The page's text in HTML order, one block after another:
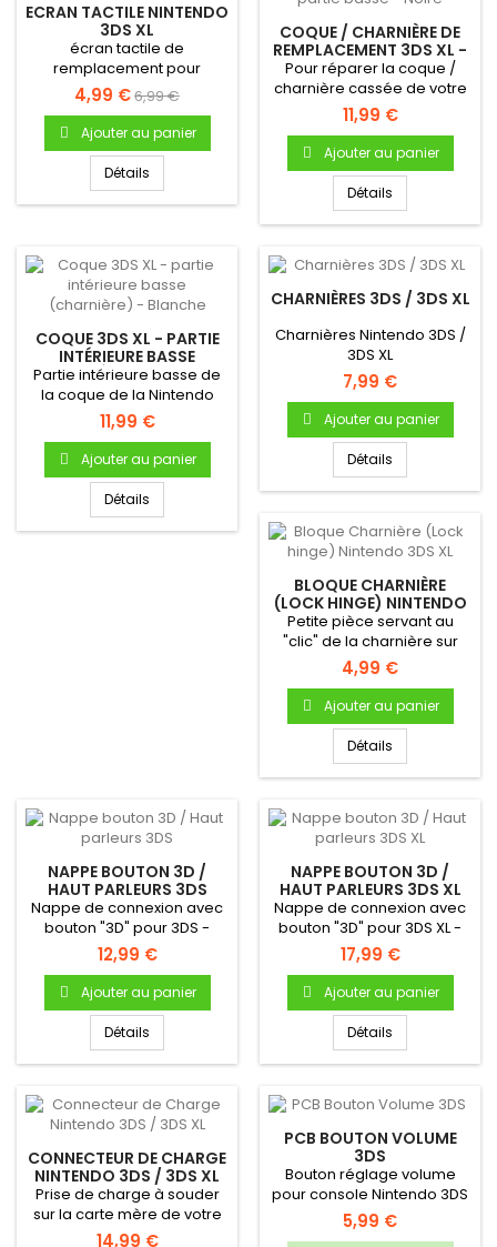
ECRAN TACTILE NINTENDO
3DS XL
écran tactile de
remplacement pour
console Nintendo 3DS XL
4,99 €6,99 €
Ajouter au panier
Détails
COQUE / CHARNIÈRE DE
REMPLACEMENT 3DS XL -
PARTIE BASSE - NOIRE
Pour réparer la coque /
charnière cassée de votre
Nintendo 3DS XL - Partie...
11,99 €
Ajouter au panier
Détails
COQUE 3DS XL - PARTIE
INTÉRIEURE BASSE
(CHARNIÈRE) - BLANCHE
Partie intérieure basse de
la coque de la Nintendo
3DS XL - Blanche
11,99 €
Ajouter au panier
Détails
CHARNIÈRES 3DS / 3DS XL
Charnières Nintendo 3DS /
3DS XL
7,99 €
Ajouter au panier
Détails
BLOQUE CHARNIÈRE
(LOCK HINGE) NINTENDO
3DS XL
Petite pièce servant au
"clic" de la charnière sur
3DS XL. Indispensable lors...
4,99 €
Ajouter au panier
Détails
NAPPE BOUTON 3D /
HAUT PARLEURS 3DS
Nappe de connexion avec
bouton "3D" pour 3DS -
Permet de gérer le réglage
du...
12,99 €
Ajouter au panier
Détails
NAPPE BOUTON 3D /
HAUT PARLEURS 3DS XL
Nappe de connexion avec
bouton "3D" pour 3DS XL -
Permet de gérer le
réglage...
17,99 €
Ajouter au panier
Détails
CONNECTEUR DE CHARGE
NINTENDO 3DS / 3DS XL
Prise de charge à souder
sur la carte mère de votre
3DS / 3DS XL
14,99 €
PCB BOUTON VOLUME
3DS
Bouton réglage volume
pour console Nintendo 3DS
5,99 €